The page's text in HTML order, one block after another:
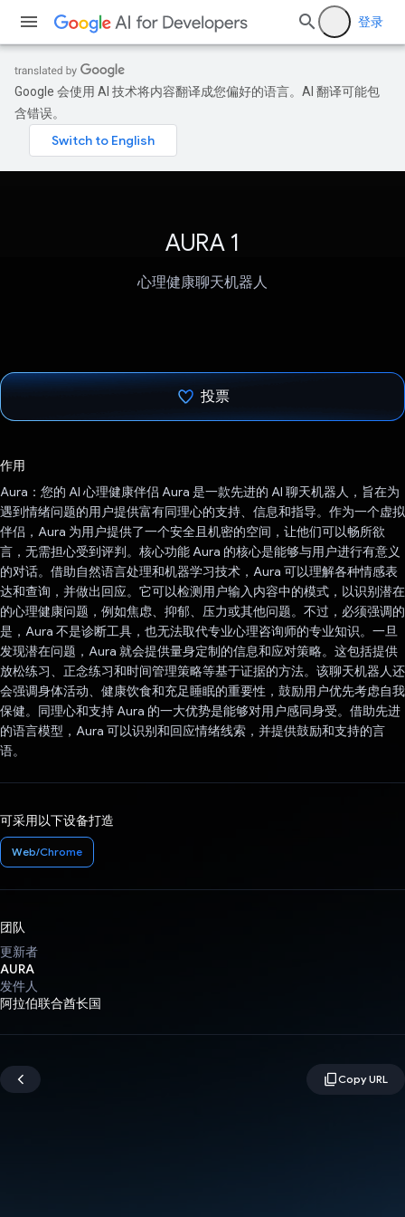
登录
Google 会使用 AI 技术将内容翻译成您偏好的语言。AI 翻译可能包
含错误。
AURA 1
心理健康聊天机器人
投票
作用
Aura：您的 AI 心理健康伴侣 Aura 是一款先进的 AI 聊天机器人，旨在为
遇到情绪问题的用户提供富有同理心的支持、信息和指导。作为一个虚拟
伴侣，Aura 为用户提供了一个安全且机密的空间，让他们可以畅所欲
言，无需担心受到评判。核心功能 Aura 的核心是能够与用户进行有意义
的对话。借助自然语言处理和机器学习技术，Aura 可以理解各种情感表
达和查询，并做出回应。它可以检测用户输入内容中的模式，以识别潜在
的心理健康问题，例如焦虑、抑郁、压力或其他问题。不过，必须强调的
是，Aura 不是诊断工具，也无法取代专业心理咨询师的专业知识。一旦
发现潜在问题，Aura 就会提供量身定制的信息和应对策略。这包括提供
放松练习、正念练习和时间管理策略等基于证据的方法。该聊天机器人还
会强调身体活动、健康饮食和充足睡眠的重要性，鼓励用户优先考虑自我
保健。同理心和支持 Aura 的一大优势是能够对用户感同身受。借助先进
的语言模型，Aura 可以识别和回应情绪线索，并提供鼓励和支持的言
语。
可采用以下设备打造
Web/Chrome
团队
更新者
AURA
发件人
阿拉伯联合酋长国